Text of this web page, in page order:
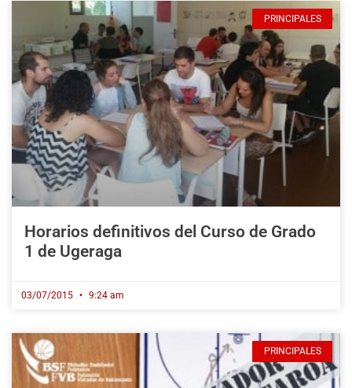
PRINCIPALES
Horarios definitivos del Curso de Grado
1 de Ugeraga
03/07/2015 9:24 am
PRINCIPALES